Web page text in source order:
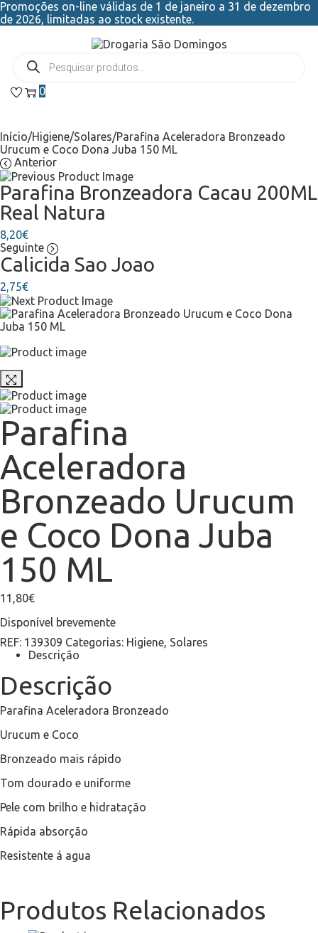
Promoções on-line válidas de 1 de janeiro a 31 de dezembro
de 2026, limitadas ao stock existente.
0
Início/Higiene/Solares/Parafina Aceleradora Bronzeado
Urucum e Coco Dona Juba 150 ML
Anterior
Parafina Bronzeadora Cacau 200ML
Real Natura
8,20€
Seguinte
Calicida Sao Joao
2,75€
Parafina
Aceleradora
Bronzeado Urucum
e Coco Dona Juba
150 ML
11,80€
Disponível brevemente
REF: 139309 Categorias: Higiene, Solares
Descrição
Descrição
Parafina Aceleradora Bronzeado
Urucum e Coco
Bronzeado mais rápido
Tom dourado e uniforme
Pele com brilho e hidratação
Rápida absorção
Resistente á agua
Produtos Relacionados